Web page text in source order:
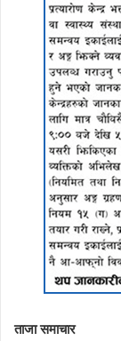
ताजा समाचार